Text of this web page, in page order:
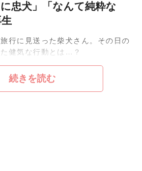
忠犬」「なんて純粋な
行に見送った柴犬さん。その日の
健気な行動とは…？
続きを読む